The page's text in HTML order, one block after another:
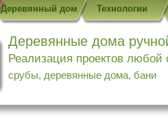
Технологии
Деревянный дом
Деревянные дома
Реализация проектов любой
срубы, деревянные дома, бани